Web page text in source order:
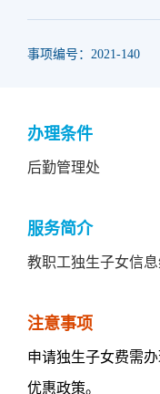
事项编号：2021-140
办理条件
后勤管理处
服务简介
教职工独生子女信息
注意事项
申请独生子女费需
优惠政策。